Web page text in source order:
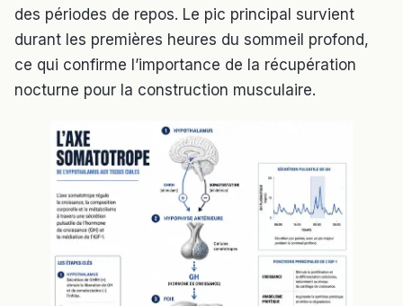
des périodes de repos. Le pic principal survient
durant les premières heures du sommeil profond,
ce qui confirme l’importance de la récupération
nocturne pour la construction musculaire.